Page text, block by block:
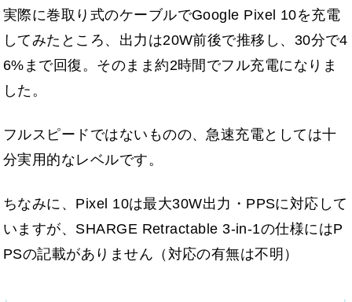
実際に巻取り式のケーブルでGoogle Pixel 10を充電
してみたところ、出力は20W前後で推移し、30分で4
6%まで回復。そのまま約2時間でフル充電になりま
した。
フルスピードではないものの、急速充電としては十
分実用的なレベルです。
ちなみに、Pixel 10は最大30W出力・PPSに対応して
いますが、SHARGE Retractable 3-in-1の仕様にはP
PSの記載がありません（対応の有無は不明）